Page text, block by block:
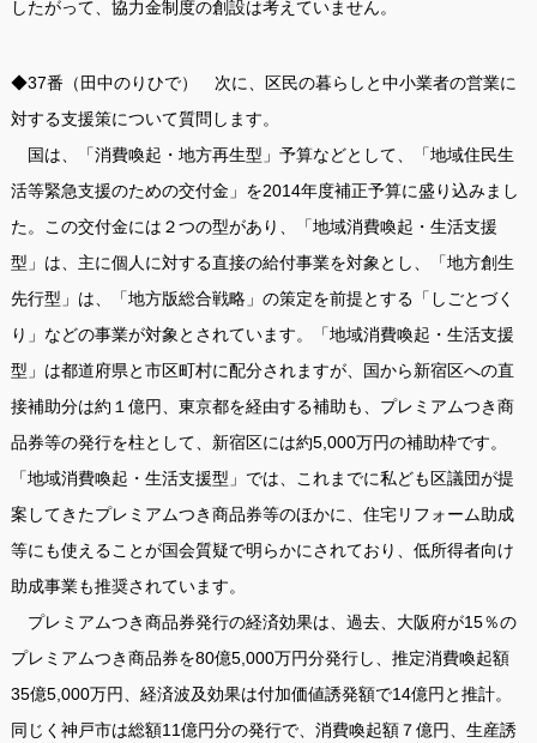
したがって、協力金制度の創設は考えていません。
◆37番（田中のりひで） 次に、区民の暮らしと中小業者の営業に
対する支援策について質問します。
国は、「消費喚起・地方再生型」予算などとして、「地域住民生
活等緊急支援のための交付金」を2014年度補正予算に盛り込みまし
た。この交付金には２つの型があり、「地域消費喚起・生活支援
型」は、主に個人に対する直接の給付事業を対象とし、「地方創生
先行型」は、「地方版総合戦略」の策定を前提とする「しごとづく
り」などの事業が対象とされています。「地域消費喚起・生活支援
型」は都道府県と市区町村に配分されますが、国から新宿区への直
接補助分は約１億円、東京都を経由する補助も、プレミアムつき商
品券等の発行を柱として、新宿区には約5,000万円の補助枠です。
「地域消費喚起・生活支援型」では、これまでに私ども区議団が提
案してきたプレミアムつき商品券等のほかに、住宅リフォーム助成
等にも使えることが国会質疑で明らかにされており、低所得者向け
助成事業も推奨されています。
プレミアムつき商品券発行の経済効果は、過去、大阪府が15％の
プレミアムつき商品券を80億5,000万円分発行し、推定消費喚起額
35億5,000万円、経済波及効果は付加価値誘発額で14億円と推計。
同じく神戸市は総額11億円分の発行で、消費喚起額７億円、生産誘